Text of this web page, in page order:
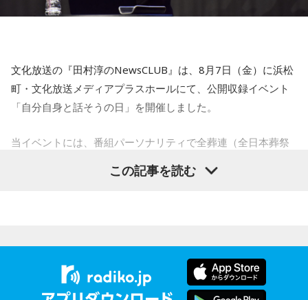
【6位】乙女座（おとめ座）
【7位】牡羊座（おひつじ座）
マイペースに過ごせると良い日です。今日は部屋の片付けを
したり、書類の整理をしたり、身の回りの整理を心掛けて過
【8位】天秤座（てんびん座）
仕事運が好調な日。今日がお休みの人も忙しさが目立ちそう
に必要なことについて考えてみましょう。ラッキーアイテム
はコーヒー。
文化放送の『田村淳のNewsCLUB』は、8月7日（金）に浜松
町・文化放送メディアプラスホールにて、公開収録イベント
「自分自身と話そうの日」を開催しました。
当イベントには、番組パーソナリティで全葬連（全日本葬祭
業協同組合連合会）のフューネラルアンバサダーも務める田
村淳と、アシスタントの砂山圭大郎アナウンサーが登壇。
昨年に続き2回目の開催となる本イベントは、参加者が自分自
身を見つめ直す2つのコーナーで展開。「自分への表彰状を送
この記事を読む